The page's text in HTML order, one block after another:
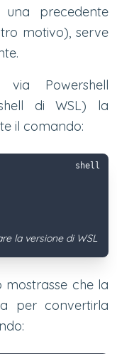
precedente
motivo), serve
Powershell
di WSL) la
il comando:
shell
la versione di WSL
che la
per convertirla